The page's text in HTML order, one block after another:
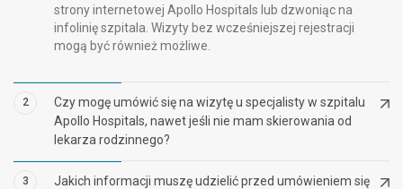
strony internetowej Apollo Hospitals lub dzwoniąc na
infolinię szpitala. Wizyty bez wcześniejszej rejestracji
mogą być również możliwe.
2
Czy mogę umówić się na wizytę u specjalisty w szpitalu
Apollo Hospitals, nawet jeśli nie mam skierowania od
lekarza rodzinnego?
3
Jakich informacji muszę udzielić przed umówieniem się